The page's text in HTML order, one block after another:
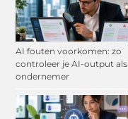
AI fouten voorkomen: zo
controleer je AI-output als
ondernemer